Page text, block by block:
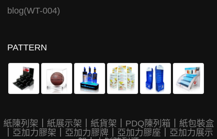
blog(WT-004)
PATTERN
紙陳列架 紙展示架 紙貨架 PDQ陳列箱
紙包裝盒
亞加力膠架 亞加力膠牌 亞加力膠座
亞加力展示